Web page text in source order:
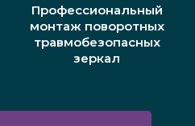
Профессиональный
монтаж поворотных
травмобезопасных
зеркал